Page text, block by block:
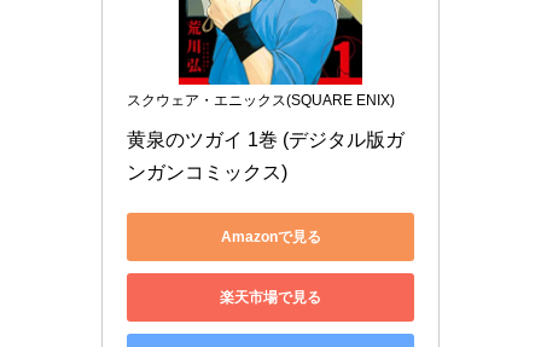
スクウェア・エニックス(SQUARE ENIX)
黄泉のツガイ 1巻 (デジタル版ガ
ンガンコミックス)
Amazonで見る
楽天市場で見る